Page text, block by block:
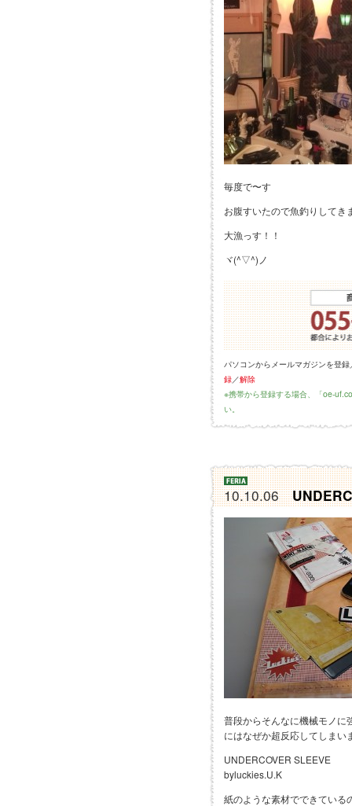
毎度で〜す
お腹すいたので魚釣りしてき
大漁っす！！
ヾ(^▽^)ノ
パソコンからメールマガジンを登
録／解除
※携帯から登録する場合、「oe-
い。
10.10.06
普段からそんなに機械モノ
にはなぜか超反応してしまい
UNDERCOVER SLEEVE
byluckies.U.K
紙のような素材でできている